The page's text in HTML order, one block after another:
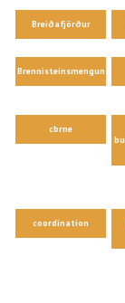
Breiðafjörður
Brennisteinsmengun
cbrne
coordination